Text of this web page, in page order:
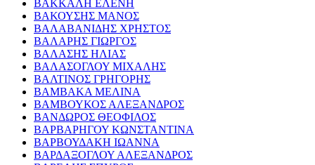
ΒΑΚΚΑΛΗ ΕΛΕΝΗ
ΒΑΚΟΥΣΗΣ ΜΑΝΟΣ
ΒΑΛΑΒΑΝΙΔΗΣ ΧΡΗΣΤΟΣ
ΒΑΛΑΡΗΣ ΓΙΩΡΓΟΣ
ΒΑΛΑΣΗΣ ΗΛΙΑΣ
ΒΑΛΑΣΟΓΛΟΥ ΜΙΧΑΛΗΣ
ΒΑΛΤΙΝΟΣ ΓΡΗΓΟΡΗΣ
ΒΑΜΒΑΚΑ ΜΕΛΙΝΑ
ΒΑΜΒΟΥΚΟΣ ΑΛΕΞΑΝΔΡΟΣ
ΒΑΝΔΩΡΟΣ ΘΕΟΦΙΛΟΣ
ΒΑΡΒΑΡΗΓΟΥ ΚΩΝΣΤΑΝΤΙΝΑ
ΒΑΡΒΟΥΔΑΚΗ ΙΩΑΝΝΑ
ΒΑΡΔΑΞΟΓΛΟΥ ΑΛΕΞΑΝΔΡΟΣ